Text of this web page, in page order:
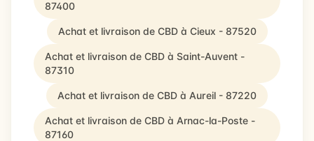
87400
Achat et livraison de CBD à Cieux - 87520
Achat et livraison de CBD à Saint-Auvent -
87310
Achat et livraison de CBD à Aureil - 87220
Achat et livraison de CBD à Arnac-la-Poste -
87160